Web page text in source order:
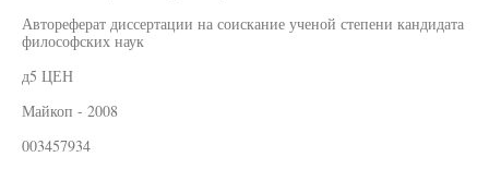
Автореферат диссертации на соискание ученой степени кандидата
философских наук
д5 ЦЕН
Майкоп - 2008
003457934